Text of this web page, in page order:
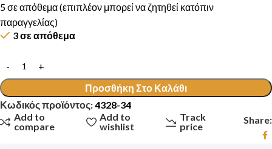
5 σε απόθεμα (επιπλέον μπορεί να ζητηθεί κατόπιν
παραγγελίας)
3 σε απόθεμα
Προσθήκη Στο Καλάθι
Κωδικός προϊόντος:4328-34
Add to
compare
Add to
wishlist
Track
price
Share: